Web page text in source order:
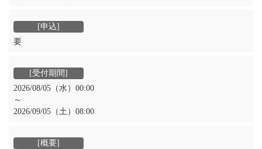
要
2026/08/05（水）00:00
～
2026/09/05（土）08:00